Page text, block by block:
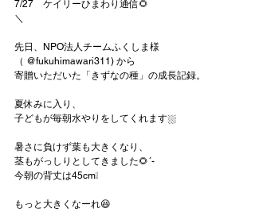
7/27　ケイリーひまわり通信🌻
＼
先日、NPO法人チームふくしま様
（ @fukuhimawari311) から
寄贈いただいた「きずなの種」の成長記録。
夏休みに入り、
子どもが毎朝水やりをしてくれます⛆
暑さに負けず葉も大きくなり、
茎もがっしりとしてきました🌻´-
今朝の背丈は45cm❕
もっと大きくなーれ😆